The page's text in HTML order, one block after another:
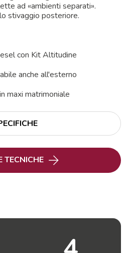
ad «ambienti separati».
stivaggio posteriore.
con Kit Altitudine
anche all'esterno
maxi matrimoniale
TECNICHE